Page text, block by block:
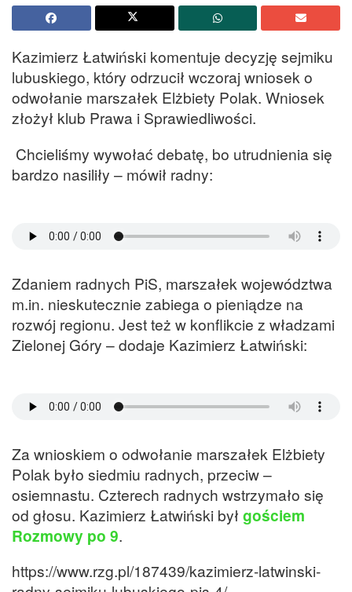
Kazimierz Łatwiński komentuje decyzję sejmiku
lubuskiego, który odrzucił wczoraj wniosek o
odwołanie marszałek Elżbiety Polak. Wniosek
złożył klub Prawa i Sprawiedliwości.
Chcieliśmy wywołać debatę, bo utrudnienia się
bardzo nasiliły – mówił radny:
Zdaniem radnych PiS, marszałek województwa
m.in. nieskutecznie zabiega o pieniądze na
rozwój regionu. Jest też w konflikcie z władzami
Zielonej Góry – dodaje Kazimierz Łatwiński:
Za wnioskiem o odwołanie marszałek Elżbiety
Polak było siedmiu radnych, przeciw –
osiemnastu. Czterech radnych wstrzymało się
od głosu. Kazimierz Łatwiński był gościem
Rozmowy po 9.
https://www.rzg.pl/187439/kazimierz-latwinski-